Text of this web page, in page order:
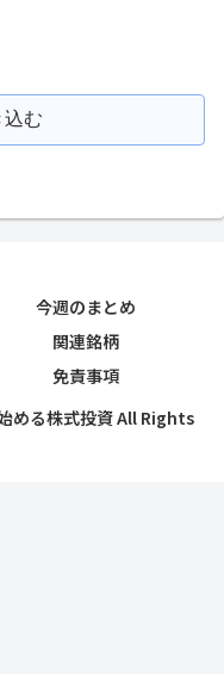
込む
今週のまとめ
関連銘柄
免責事項
める株式投資 All Rights